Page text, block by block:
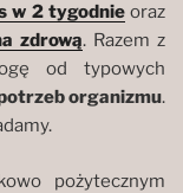
w 2 tygodnieoraz
zdrową. Razem z
od typowych
organizmu.
pożytecznym